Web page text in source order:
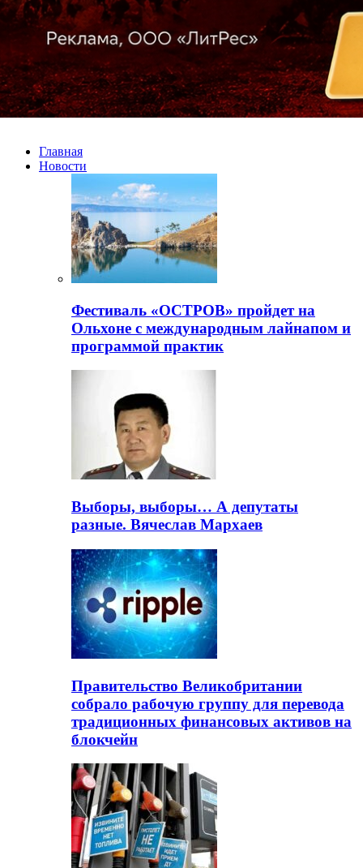
Главная
Новости
Фестиваль «ОСТРОВ» пройдет на
Ольхоне с международным лайнапом и
программой практик
Выборы, выборы… А депутаты
разные. Вячеслав Мархаев
Правительство Великобритании
собрало рабочую группу для перевода
традиционных финансовых активов на
блокчейн